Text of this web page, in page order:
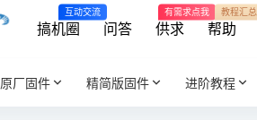
搞机圈
互动交流
问答 供求
有需求点我
帮助
教程汇总
原厂固件 精简版固件 进阶教程